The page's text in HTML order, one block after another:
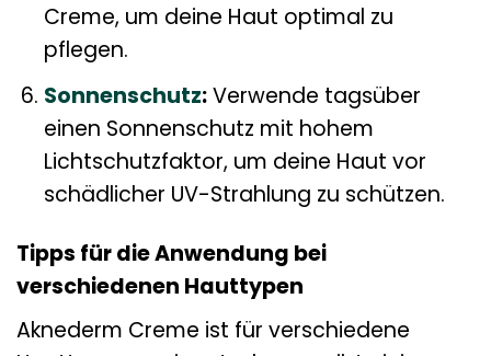
Creme, um deine Haut optimal zu
pflegen.
Sonnenschutz:Verwende tagsüber
einen Sonnenschutz mit hohem
Lichtschutzfaktor, um deine Haut vor
schädlicher UV-Strahlung zu schützen.
Tipps für die Anwendung bei
verschiedenen Hauttypen
Aknederm Creme ist für verschiedene